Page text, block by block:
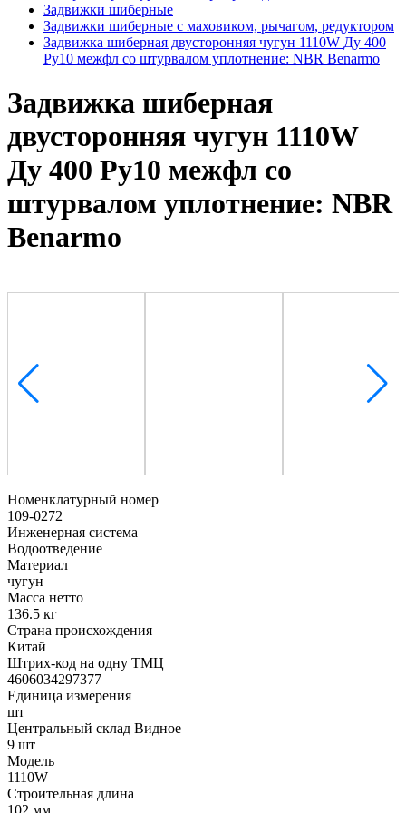
Задвижки шиберные
Задвижки шиберные с маховиком, рычагом, редуктором
Задвижка шиберная двусторонняя чугун 1110W Ду 400
Ру10 межфл со штурвалом уплотнение: NBR Benarmo
Задвижка шиберная
двусторонняя чугун 1110W
Ду 400 Ру10 межфл со
штурвалом уплотнение: NBR
Benarmo
Номенклатурный номер
109-0272
Инженерная система
Водоотведение
Материал
чугун
Масса нетто
136.5 кг
Страна происхождения
Китай
Штрих-код на одну ТМЦ
4606034297377
Единица измерения
шт
Центральный склад Видное
9 шт
Модель
1110W
Строительная длина
102 мм